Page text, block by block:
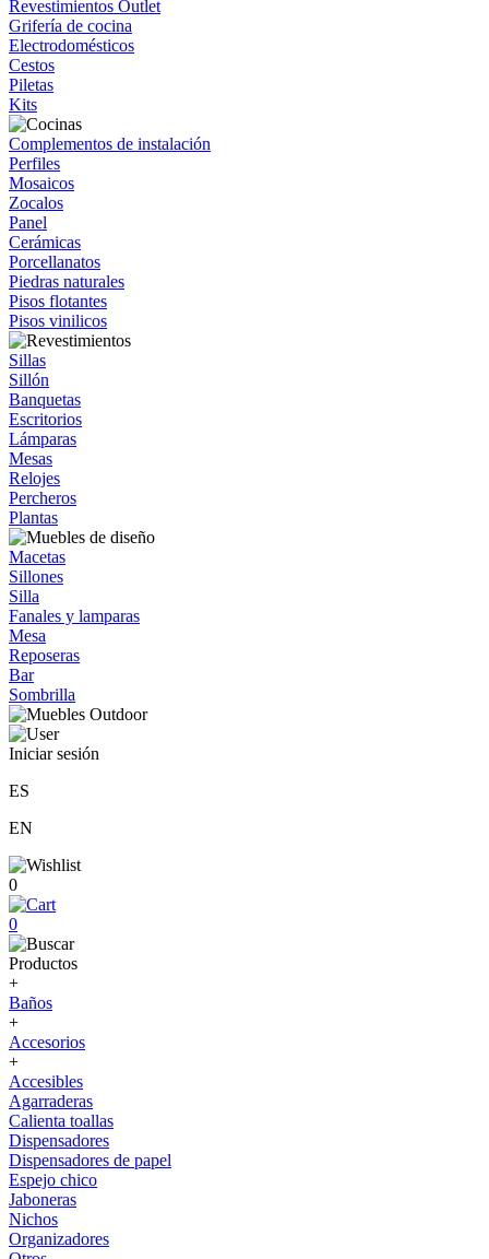
Revestimientos Outlet
Grifería de cocina
Electrodomésticos
Cestos
Piletas
Kits
Complementos de instalación
Perfiles
Mosaicos
Zocalos
Panel
Cerámicas
Porcellanatos
Piedras naturales
Pisos flotantes
Pisos vinilicos
Sillas
Sillón
Banquetas
Escritorios
Lámparas
Mesas
Relojes
Percheros
Plantas
Macetas
Sillones
Silla
Fanales y lamparas
Mesa
Reposeras
Bar
Sombrilla
Iniciar sesión
ES
EN
0
0
Productos
+
Baños
+
Accesorios
+
Accesibles
Agarraderas
Calienta toallas
Dispensadores
Dispensadores de papel
Espejo chico
Jaboneras
Nichos
Organizadores